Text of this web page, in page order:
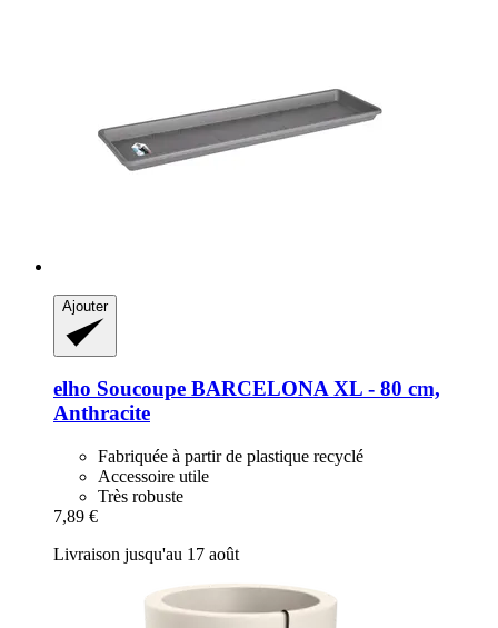
Ajouter
elho Soucoupe BARCELONA XL -​ 80 cm,
Anthracite
Fabriquée à partir de plastique recyclé
Accessoire utile
Très robuste
7,89 €
Livraison jusqu'au 17 août